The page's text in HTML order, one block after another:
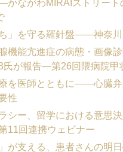
かながわMIRAIストリー
」を守る羅針盤――神奈
機能亢進症の病態・画像
氏が報告―第26回隈病院甲
を医師とともに――心臓
性
シー、留学における意思
11回連携ウェビナー
」が支える、患者さんの